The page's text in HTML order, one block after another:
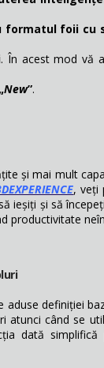
foii cu
. În acest mod vă
New”.
și mai mult
, veți
ieșiți și să
productivitate
definiției
atunci când se
dată simplifică